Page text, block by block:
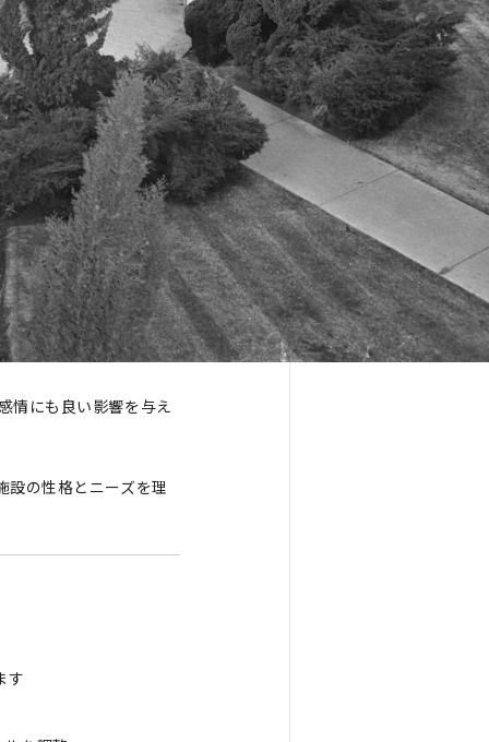
情にも良い影響を与え
設の性格とニーズを理
す